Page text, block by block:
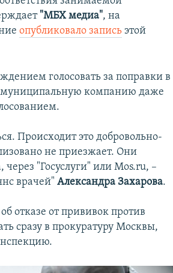
"МБХ медиа", на
опубликовало запись этой
голосовать за поправки в
муниципальную компанию даже
Происходит это добровольно-
не приезжает. Они
"Госуслуги" или Mos.ru, –
врачей"Александра Захарова.
об отказе от прививок против
сразу в прокуратуру Москвы,